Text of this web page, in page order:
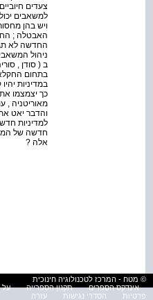
צעדים
למשאבים
ויש בהן
האבטלה ;
החדשה לא
ניהול
ב ( סודן ,
בתחום
במדיניות
כך יצמצמו
מאוריטניה ,
והדבר יאט
למדיניות
חדשה של
אלה ?
© מטח - המרכז לטכנולוגיה חינוכית
אינדקס הספרים
תקנון הספרייה על
פרטיות
הסדרי נגישות עזרה